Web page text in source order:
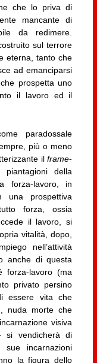
che lo priva di
mancante di
da redimere.
sul terrore
eterna, tanto che
ad emanciparsi
prospetta uno
il lavoro ed il
paradossale
più o meno
ilframe-
della
forza-lavoro, in
una prospettiva
forza, ossia
il lavoro, si
vitalità, dopo,
nell’attività
anche di questa
forza-lavoro (ma
privato persino
essere vita che
nuda morte che
visiva
si vendicherà di
sue incarnazioni
la figura dello